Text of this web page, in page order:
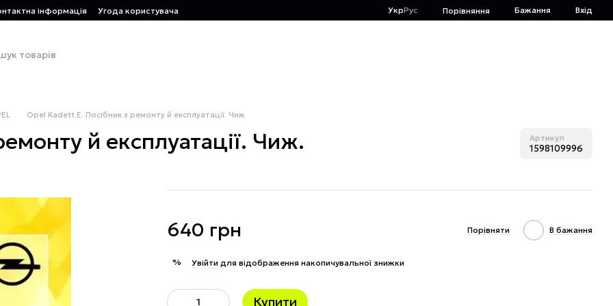
інформація Угода користувача УкрРус Порівняння Бажання Вхід
Opel Kadett E. Посібник з ремонту й експлуатації. Чиж.
й експлуатації. Чиж. Артикул
1598109996
640 грн Порівняти В бажання
% Увійти для відображення накопичувальної знижки
Купити